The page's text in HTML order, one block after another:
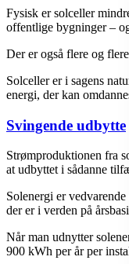
Fysisk er solceller
offentlige bygninger –
Der er også flere og
Solceller er i sagens
energi, der kan
Svingende udbytte
Strømproduktionen fra
at udbyttet i sådanne
Solenergi er
der er i verden på
Når man udnytter
900 kWh per år per